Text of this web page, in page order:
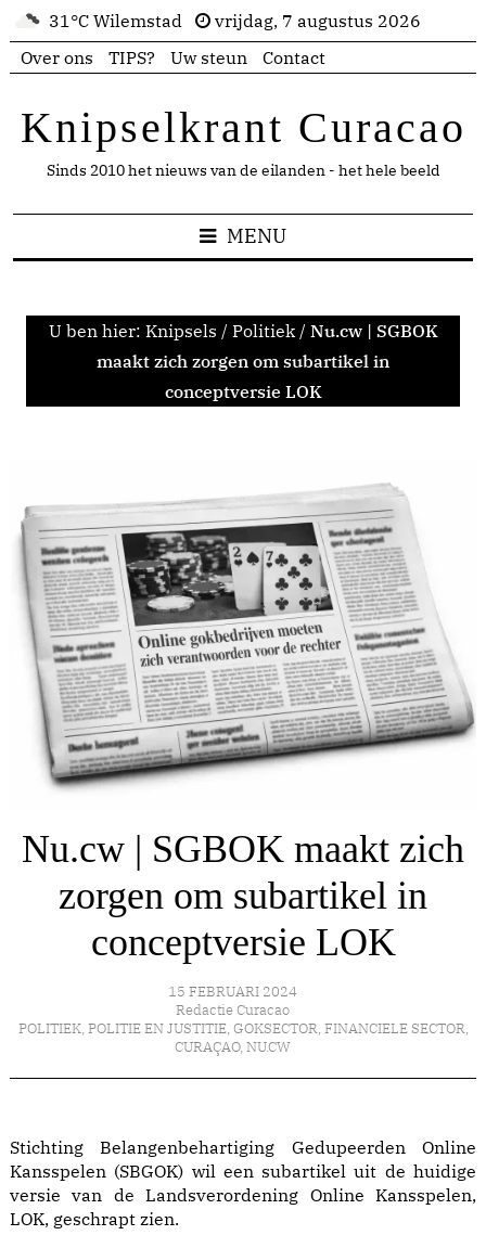
31°C Wilemstad
vrijdag, 7 augustus 2026
Over ons
TIPS? Uw steun Contact
Knipselkrant Curacao
Sinds 2010 het nieuws van de eilanden - het hele beeld
MENU
U ben hier: Knipsels / Politiek / Nu.cw | SGBOK
maakt zich zorgen om subartikel in
conceptversie LOK
Nu.cw | SGBOK maakt zich
zorgen om subartikel in
conceptversie LOK
15 FEBRUARI 2024
Redactie Curacao
POLITIEK, POLITIE EN JUSTITIE, GOKSECTOR, FINANCIELE SECTOR,
CURAÇAO, NU.CW
Stichting Belangenbehartiging Gedupeerden Online
Kansspelen (SBGOK) wil een subartikel uit de huidige
versie van de Landsverordening Online Kansspelen,
LOK, geschrapt zien.